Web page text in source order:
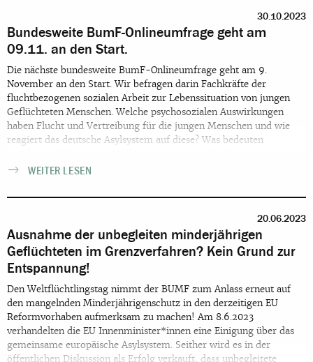
30.10.2023
Bundesweite BumF-Onlineumfrage geht am
09.11. an den Start.
Die nächste bundesweite BumF-Onlineumfrage geht am 9.
November an den Start. Wir befragen darin Fachkräfte der
fluchtbezogenen sozialen Arbeit zur Lebenssituation von jungen
Geflüchteten Menschen. Welche psychosozialen Auswirkungen
haben Flucht und Vertreibung für die jungen Menschen und wie
reagiert das deutsche Asylsystem auf diese? Was bedeuten
Versorgungsstrukturen, die derzeitigen Standardabsenkungen und
und migrationsrechtliche Verschärfungen für die Jugendlichen?
bedarfsgerechte Unterbringungs- und Betreuungssettings bereit zu
stellen?
WEITER LESEN
20.06.2023
Ausnahme der unbegleiten minderjährigen
Geflüchteten im Grenzverfahren? Kein Grund zur
Entspannung!
Den Weltflüchtlingstag nimmt der BUMF zum Anlass erneut auf
den mangelnden Minderjährigenschutz in den derzeitigen EU
Reformvorhaben aufmerksam zu machen! Am 8.6.2023
verhandelten die EU Innenminister*innen eine Einigung über das
gemeinsame europäische Asylsystem. Seither wird es in der
öffentlichen Diskussion als Erfolg verkauft, dass unbegleitete